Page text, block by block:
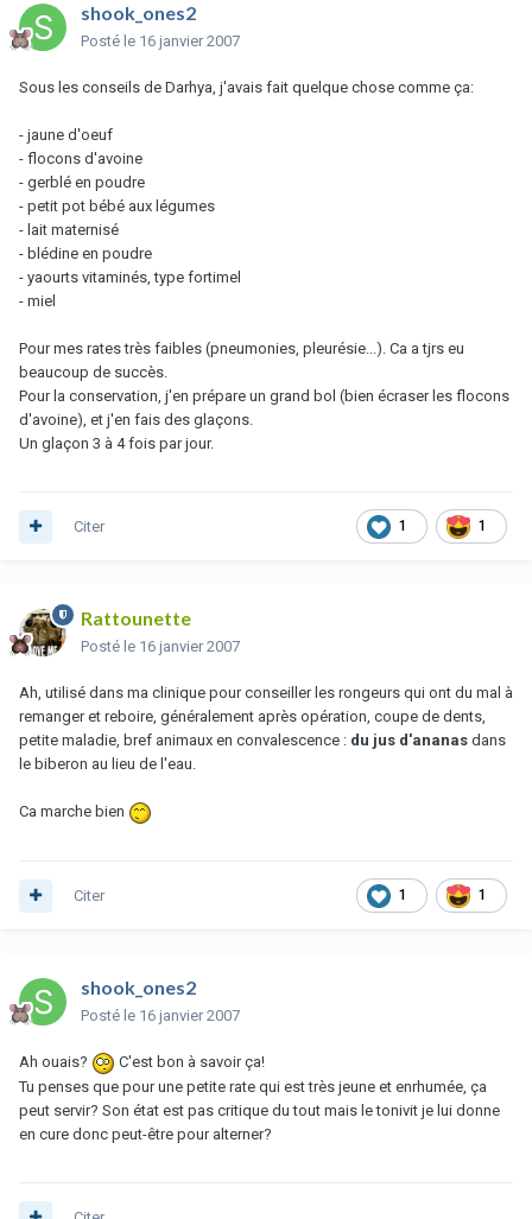
shook_ones2
Posté le 16 janvier 2007
Sous les conseils de Darhya, j'avais fait quelque chose comme ça:
- jaune d'oeuf
- flocons d'avoine
- gerblé en poudre
- petit pot bébé aux légumes
- lait maternisé
- blédine en poudre
- yaourts vitaminés, type fortimel
- miel
Pour mes rates très faibles (pneumonies, pleurésie...). Ca a tjrs eu
beaucoup de succès.
Pour la conservation, j'en prépare un grand bol (bien écraser les flocons
d'avoine), et j'en fais des glaçons.
Un glaçon 3 à 4 fois par jour.
1 1
Citer
Rattounette
Posté le 16 janvier 2007
Ah, utilisé dans ma clinique pour conseiller les rongeurs qui ont du mal à
remanger et reboire, généralement après opération, coupe de dents,
petite maladie, bref animaux en convalescence : du jus d'ananas dans
le biberon au lieu de l'eau.
Ca marche bien
1 1
Citer
shook_ones2
Posté le 16 janvier 2007
Ah ouais?
C'est bon à savoir ça!
Tu penses que pour une petite rate qui est très jeune et enrhumée, ça
peut servir? Son état est pas critique du tout mais le tonivit je lui donne
en cure donc peut-être pour alterner?